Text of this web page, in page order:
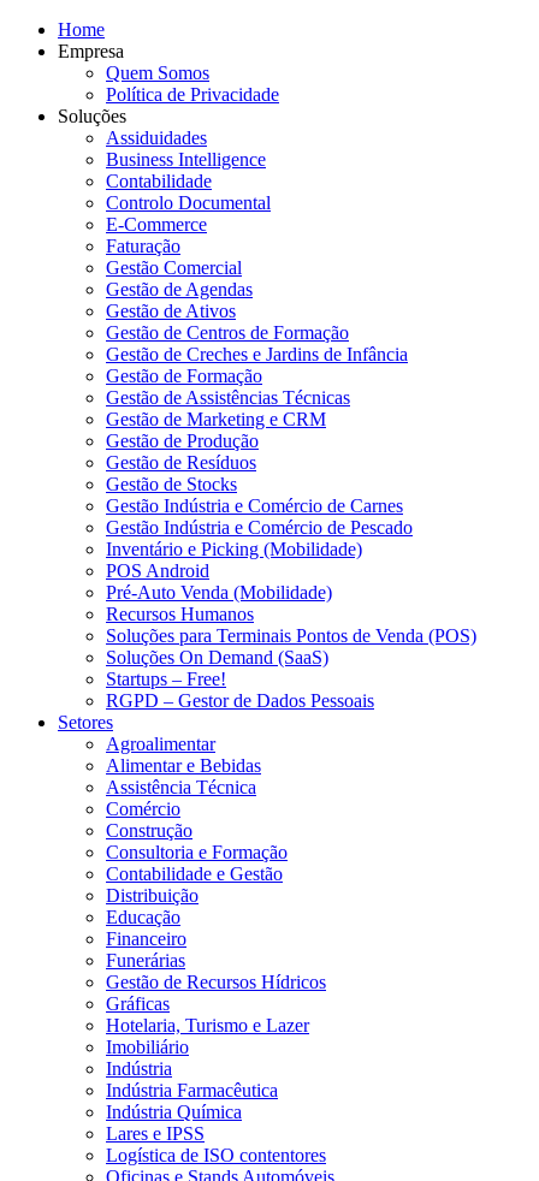
Home
Empresa
Quem Somos
Política de Privacidade
Soluções
Assiduidades
Business Intelligence
Contabilidade
Controlo Documental
E-Commerce
Faturação
Gestão Comercial
Gestão de Agendas
Gestão de Ativos
Gestão de Centros de Formação
Gestão de Creches e Jardins de Infância
Gestão de Formação
Gestão de Assistências Técnicas
Gestão de Marketing e CRM
Gestão de Produção
Gestão de Resíduos
Gestão de Stocks
Gestão Indústria e Comércio de Carnes
Gestão Indústria e Comércio de Pescado
Inventário e Picking (Mobilidade)
POS Android
Pré-Auto Venda (Mobilidade)
Recursos Humanos
Soluções para Terminais Pontos de Venda (POS)
Soluções On Demand (SaaS)
Startups – Free!
RGPD – Gestor de Dados Pessoais
Setores
Agroalimentar
Alimentar e Bebidas
Assistência Técnica
Comércio
Construção
Consultoria e Formação
Contabilidade e Gestão
Distribuição
Educação
Financeiro
Funerárias
Gestão de Recursos Hídricos
Gráficas
Hotelaria, Turismo e Lazer
Imobiliário
Indústria
Indústria Farmacêutica
Indústria Química
Lares e IPSS
Logística de ISO contentores
Oficinas e Stands Automóveis